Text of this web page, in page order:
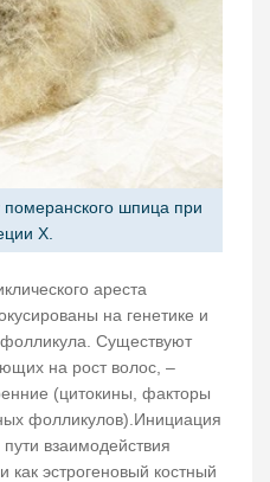
шпица при
Х.
ареста
на генетике и
Существуют
на рост волос, –
(цитокины, факторы
фолликулов).Инициация
взаимодействия
эстрогеновый костный